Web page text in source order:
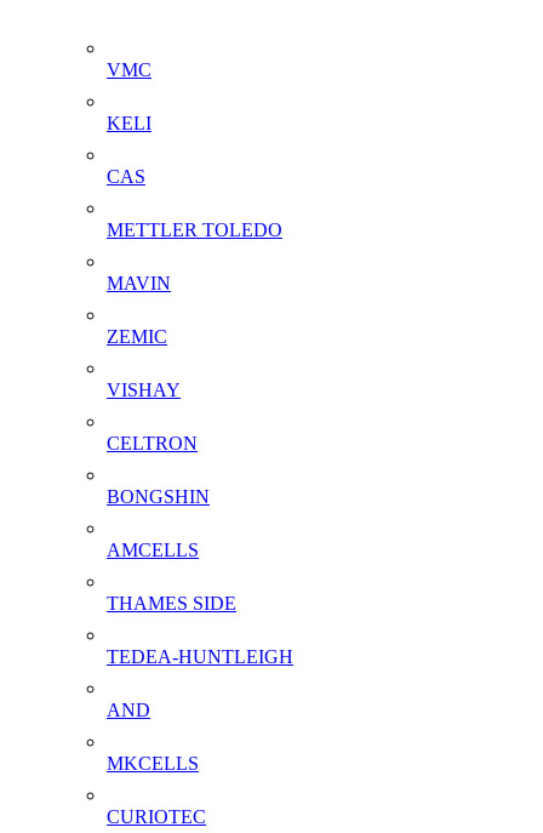
VMC
KELI
CAS
METTLER TOLEDO
MAVIN
ZEMIC
VISHAY
CELTRON
BONGSHIN
AMCELLS
THAMES SIDE
TEDEA-HUNTLEIGH
AND
MKCELLS
CURIOTEC